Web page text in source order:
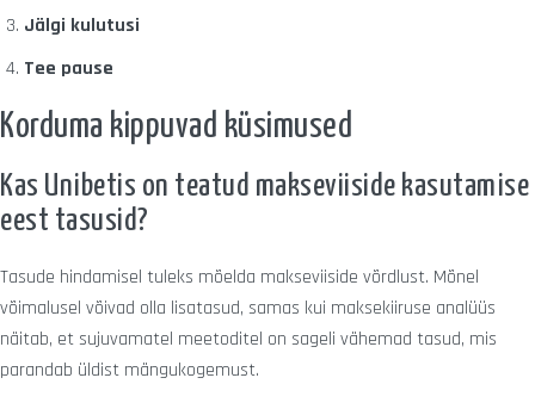
Jälgi kulutusi
Tee pause
Korduma kippuvad küsimused
Kas Unibetis on teatud makseviiside kasutamise
eest tasusid?
Tasude hindamisel tuleks mõelda makseviiside võrdlust. Mõnel
võimalusel võivad olla lisatasud, samas kui maksekiiruse analüüs
näitab, et sujuvamatel meetoditel on sageli vähemad tasud, mis
parandab üldist mängukogemust.